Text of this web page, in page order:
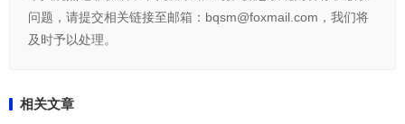
问题，请提交相关链接至邮箱：bqsm@foxmail.com，我们将
及时予以处理。
相关文章